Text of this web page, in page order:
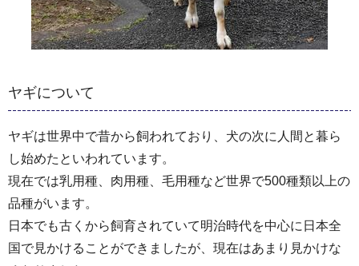
ヤギについて
ヤギは世界中で昔から飼われており、犬の次に人間と暮ら
し始めたといわれています。
現在では乳用種、肉用種、毛用種など世界で500種類以上の
品種がいます。
日本でも古くから飼育されていて明治時代を中心に日本全
国で見かけることができましたが、現在はあまり見かけな